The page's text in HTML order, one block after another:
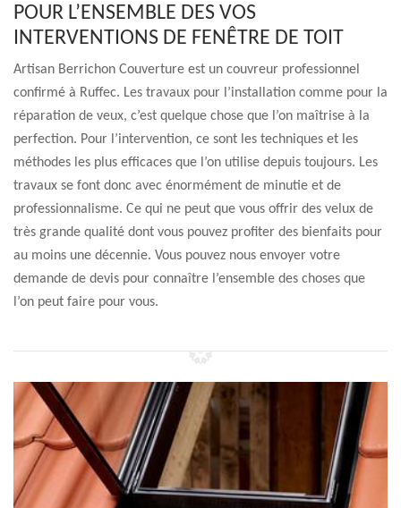
POUR L’ENSEMBLE DES VOS
INTERVENTIONS DE FENÊTRE DE TOIT
Artisan Berrichon Couverture est un couvreur professionnel
confirmé à Ruffec. Les travaux pour l’installation comme pour la
réparation de veux, c’est quelque chose que l’on maîtrise à la
perfection. Pour l’intervention, ce sont les techniques et les
méthodes les plus efficaces que l’on utilise depuis toujours. Les
travaux se font donc avec énormément de minutie et de
professionnalisme. Ce qui ne peut que vous offrir des velux de
très grande qualité dont vous pouvez profiter des bienfaits pour
au moins une décennie. Vous pouvez nous envoyer votre
demande de devis pour connaître l’ensemble des choses que
l’on peut faire pour vous.